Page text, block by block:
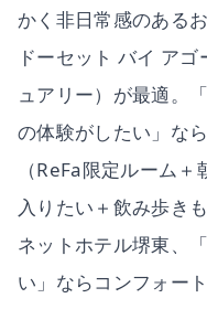
かく非日常感のある
ドーセット バイ ア
ュアリー）が最適。
の体験がしたい」な
（ReFa限定ルーム
入りたい＋飲み歩き
ネットホテル堺東、
い」ならコンフォー